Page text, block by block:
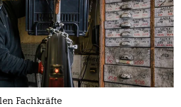
Fachkräfte